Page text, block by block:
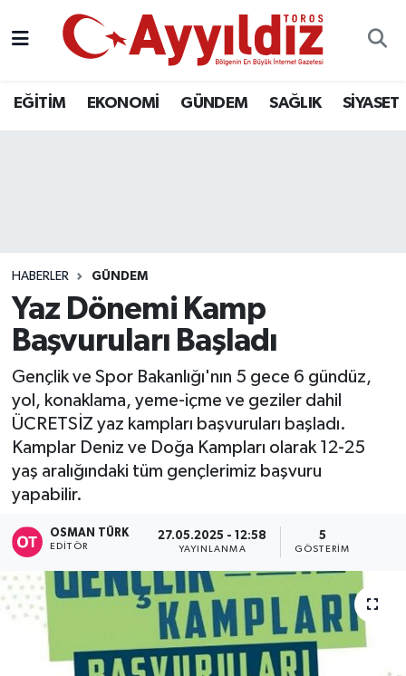
EĞİTİM EKONOMİ GÜNDEM SAĞLIK SİYASET
HABERLER GÜNDEM
Yaz Dönemi Kamp
Başvuruları Başladı
Gençlik ve Spor Bakanlığı'nın 5 gece 6 gündüz,
yol, konaklama, yeme-içme ve geziler dahil
ÜCRETSİZ yaz kampları başvuruları başladı.
Kamplar Deniz ve Doğa Kampları olarak 12-25
yaş aralığındaki tüm gençlerimiz başvuru
yapabilir.
OSMAN TÜRK
EDITÖR
27.05.2025 - 12:58
YAYINLANMA
5
GÖSTERIM